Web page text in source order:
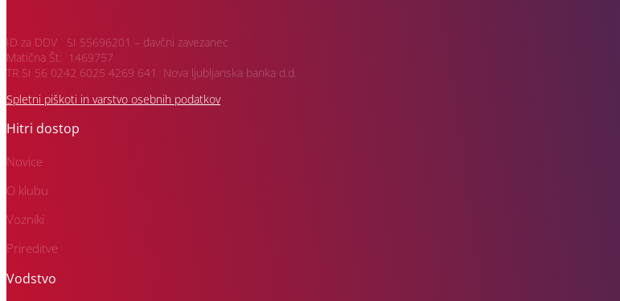
ID za DDV SI 55696201 – davčni zavezanec
Matična Št: 1469757
TR SI 56 0242 6025 4269 641 Nova ljubljanska banka d.d.
Spletni piškoti in varstvo osebnih podatkov
Hitri dostop
Novice
O klubu
Vozniki
Prireditve
Vodstvo